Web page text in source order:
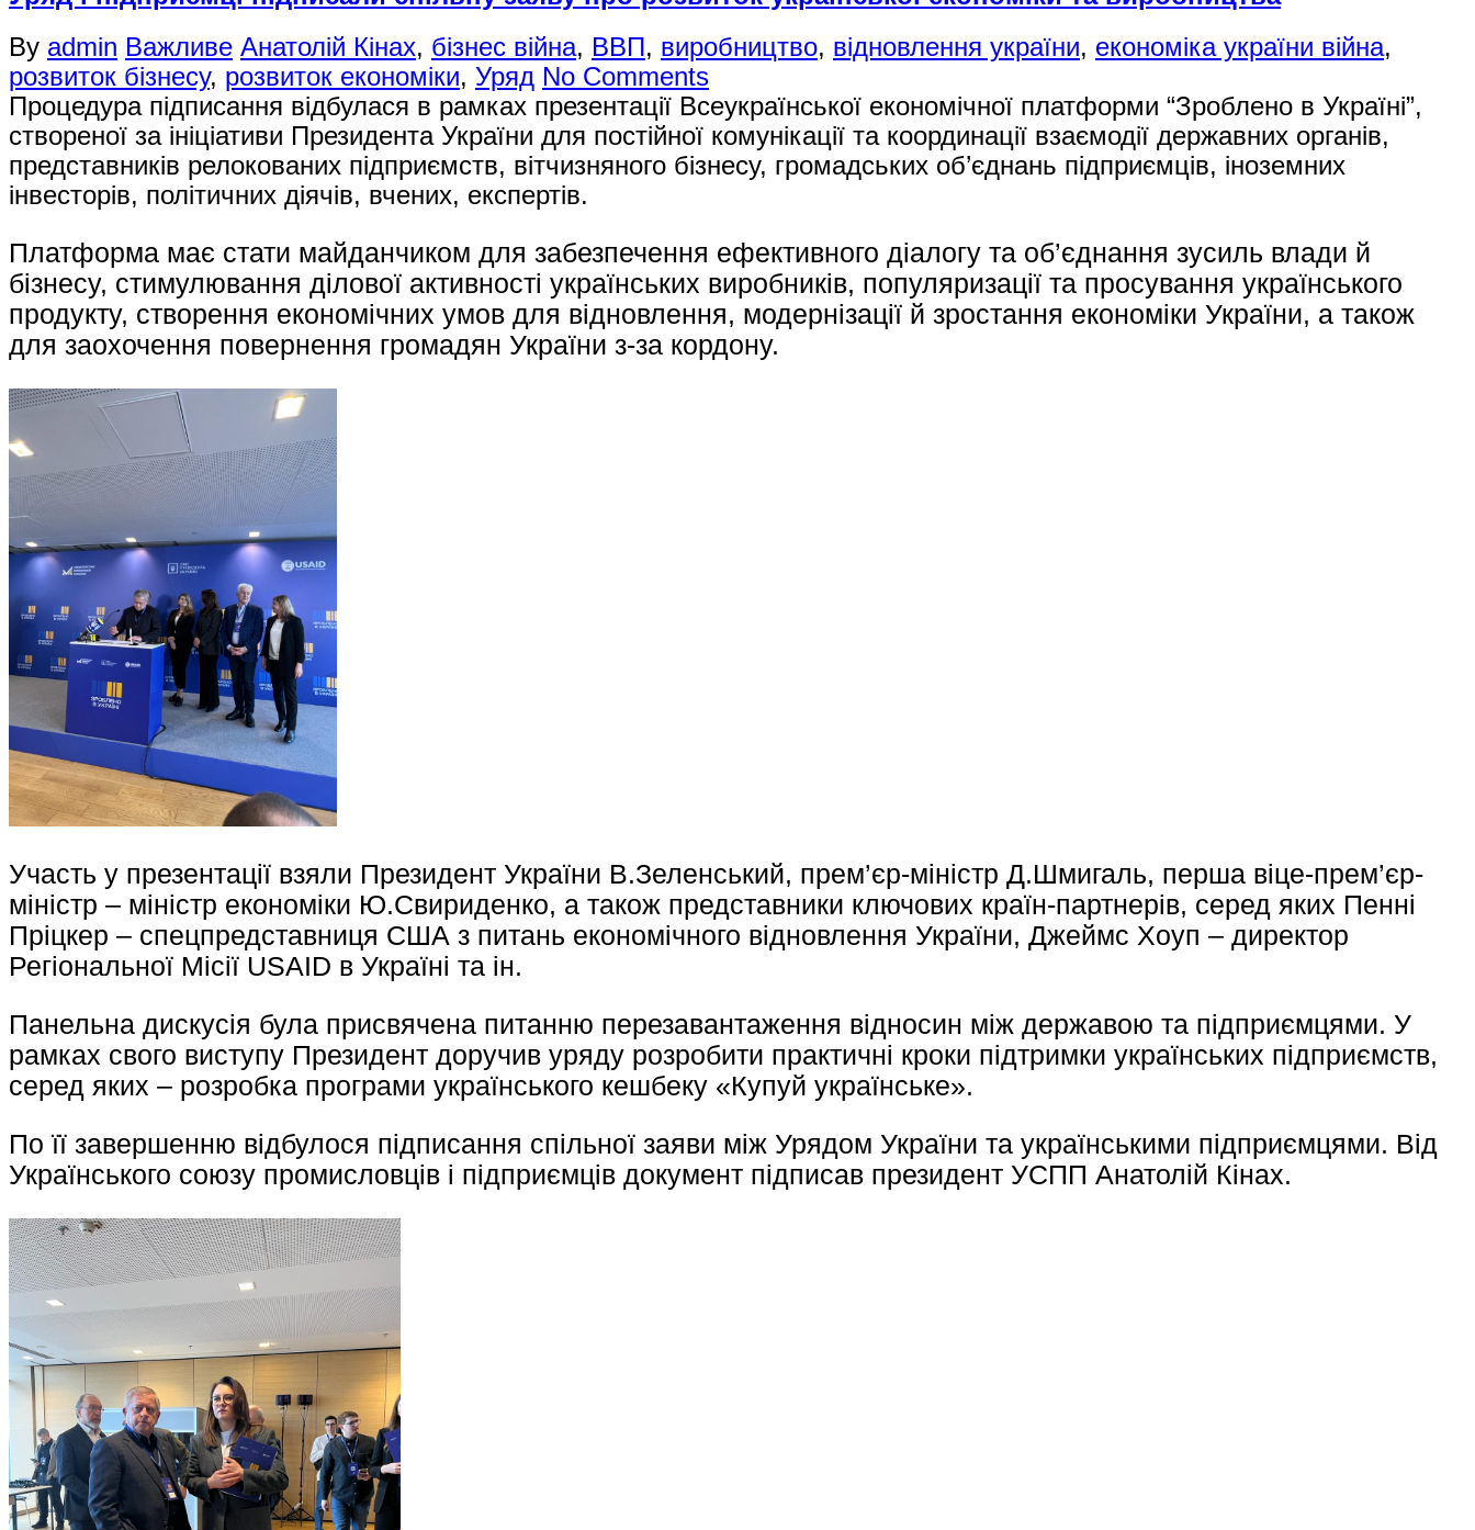
By admin Важливе Анатолій Кінах, бізнес війна, ВВП, виробництво, відновлення україни, економіка україни війна,
розвиток бізнесу, розвиток економіки, Уряд No Comments
Процедура підписання відбулася в рамках презентації Всеукраїнської економічної платформи “Зроблено в Україні”,
створеної за ініціативи Президента України для постійної комунікації та координації взаємодії державних органів,
представників релокованих підприємств, вітчизняного бізнесу, громадських об’єднань підприємців, іноземних
інвесторів, політичних діячів, вчених, експертів.
Платформа має стати майданчиком для забезпечення ефективного діалогу та об’єднання зусиль влади й
бізнесу, стимулювання ділової активності українських виробників, популяризації та просування українського
продукту, створення економічних умов для відновлення, модернізації й зростання економіки України, а також
для заохочення повернення громадян України з-за кордону.
Участь у презентації взяли Президент України В.Зеленський, прем’єр-міністр Д.Шмигаль, перша віце-прем’єр-
міністр – міністр економіки Ю.Свириденко, а також представники ключових країн-партнерів, серед яких Пенні
Пріцкер – спецпредставниця США з питань економічного відновлення України, Джеймс Хоуп – директор
Регіональної Місії USAID в Україні та ін.
Панельна дискусія була присвячена питанню перезавантаження відносин між державою та підприємцями. У
рамках свого виступу Президент доручив уряду розробити практичні кроки підтримки українських підприємств,
серед яких – розробка програми українського кешбеку «Купуй українське».
По її завершенню відбулося підписання спільної заяви між Урядом України та українськими підприємцями. Від
Українського союзу промисловців і підприємців документ підписав президент УСПП Анатолій Кінах.